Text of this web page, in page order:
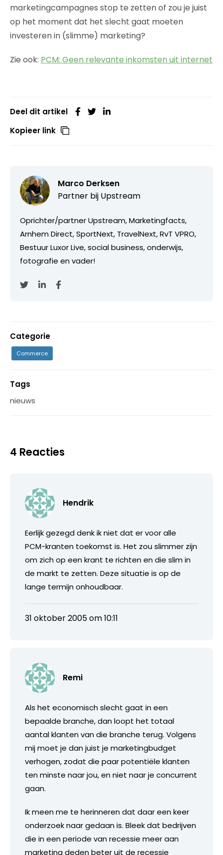
marketingcampagnes stop te zetten of zou je juist
op het moment dat het slecht gaat moeten
investeren in (slimme) marketing?
Zie ook: PCM: Geen relevante inkomsten uit internet
Deel dit artikel
Kopieer link
Marco Derksen
Partner bij Upstream
Oprichter/partner Upstream, Marketingfacts,
Arnhem Direct, SportNext, TravelNext, RvT VPRO,
Bestuur Luxor Live, social business, onderwijs,
fotografie en vader!
Categorie
Commerce
Tags
nieuws
4 Reacties
Hendrik
Eerlijk gezegd denk ik niet dat er voor alle
PCM-kranten toekomst is. Het zou slimmer zijn
om zich op een krant te richten en die slim in
de markt te zetten. Deze situatie is op de
lange termijn onhoudbaar.
31 oktober 2005 om 10:11
Remi
Als het economisch slecht gaat in een
bepaalde branche, dan loopt het totaal
aantal klanten van die branche terug. Volgens
mij moet je dan juist je marketingbudget
verhogen, zodat die paar potentiële klanten
ten minste naar jou, en niet naar je concurrent
gaan.
Ik meen me te herinneren dat daar een keer
onderzoek naar gedaan is. Bleek dat bedrijven
die in een periode van recessie meer aan
marketing deden beter uit de recessie